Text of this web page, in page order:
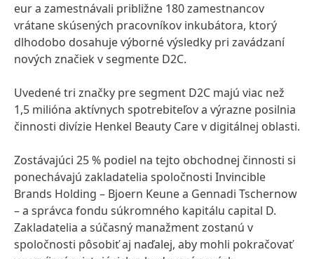
eur a zamestnávali približne 180 zamestnancov
vrátane skúsených pracovníkov inkubátora, ktorý
dlhodobo dosahuje výborné výsledky pri zavádzaní
nových značiek v segmente D2C.
Uvedené tri značky pre segment D2C majú viac než
1,5 milióna aktívnych spotrebiteľov a výrazne posilnia
činnosti divízie Henkel Beauty Care v digitálnej oblasti.
Zostávajúci 25 % podiel na tejto obchodnej činnosti si
ponechávajú zakladatelia spoločnosti Invincible
Brands Holding – Bjoern Keune a Gennadi Tschernow
– a správca fondu súkromného kapitálu capital D.
Zakladatelia a súčasný manažment zostanú v
spoločnosti pôsobiť aj naďalej, aby mohli pokračovať